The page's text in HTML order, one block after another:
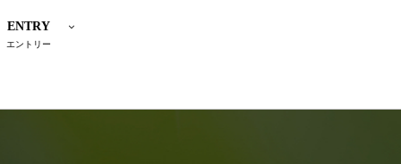
ENTRY
エントリー